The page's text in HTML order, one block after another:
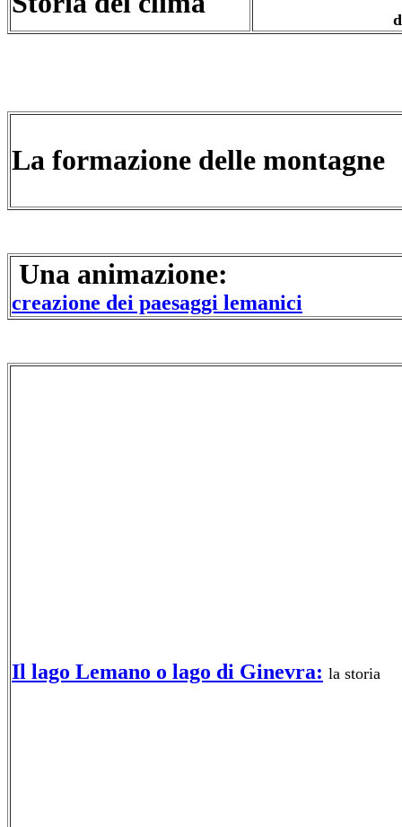
della storia
La formazione delle montagne
Una
creazione dei paesaggi lemanici
Il lago Lemano o lago di Ginevra: la storia